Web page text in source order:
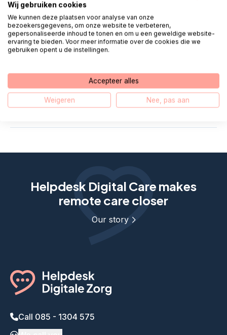
Wat levert digitale gegevensuitwisseling op?
Wat is een viewer?
Wat moet ik weten over een PGO zodat ik mijn cliënt
goed kan informeren?
Helpdesk Digital Care makes
remote care closer
Our story
Call 085 - 1304 575
Wij gebruiken cookies
We kunnen deze plaatsen voor analyse van onze
bezoekersgegevens, om onze website te verbeteren,
gepersonaliseerde inhoud te tonen en om u een geweldige website-
ervaring te bieden. Voor meer informatie over de cookies die we
gebruiken opent u de instellingen.
Accepteer alles
Weigeren Nee, pas aan